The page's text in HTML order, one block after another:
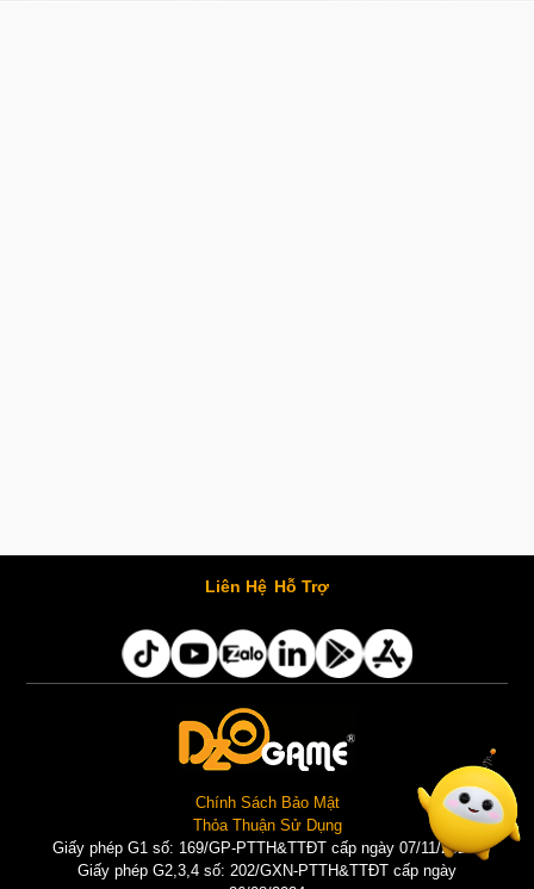
Liên Hệ Hỗ Trợ
Chính Sách Bảo Mật
Thỏa Thuận Sử Dụng
Giấy phép G1 số: 169/GP-PTTH&TTĐT cấp ngày 07/11/2025 |
Giấy phép G2,3,4 số: 202/GXN-PTTH&TTĐT cấp ngày